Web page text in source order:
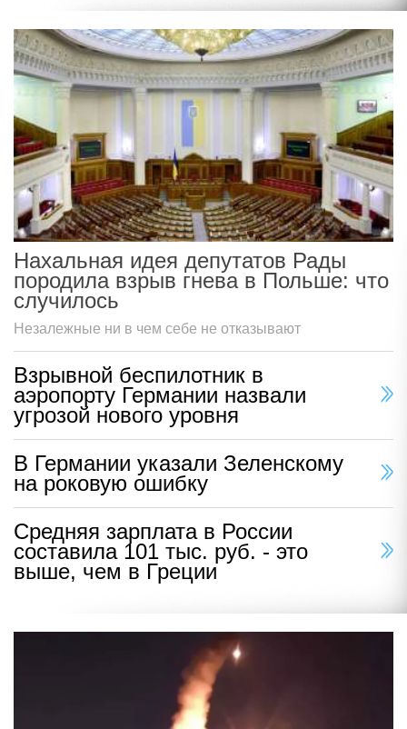
Нахальная идея депутатов Рады
породила взрыв гнева в Польше: что
случилось
Незалежные ни в чем себе не отказывают
Взрывной беспилотник в
аэропорту Германии назвали
угрозой нового уровня
В Германии указали Зеленскому
на роковую ошибку
Средняя зарплата в России
составила 101 тыс. руб. - это
выше, чем в Греции